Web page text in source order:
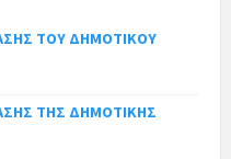
ΤΟΥ ΔΗΜΟΤΙΚΟΥ
ΤΗΣ ΔΗΜΟΤΙΚΗΣ